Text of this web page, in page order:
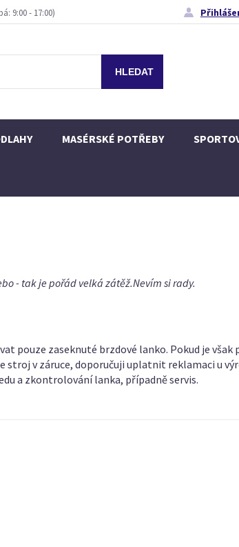
9:00 - 17:00)
MASÉRSKÉ POTŘEBY
- tak je pořád velká zátěž.Nevím si rady.
pouze zaseknuté brzdové lanko. Pokud je však
v záruce, doporučuji uplatnit reklamaci u
a zkontrolování lanka, případně servis.